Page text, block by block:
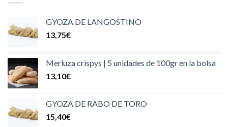
GYOZA DE LANGOSTINO
13,75€
Merluza crispys | 5 unidades de 100gr en la bolsa
13,10€
GYOZA DE RABO DE TORO
15,40€